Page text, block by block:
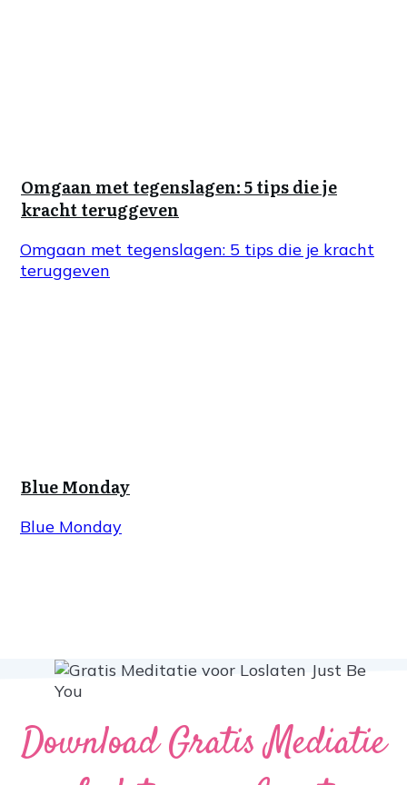
Omgaan met tegenslagen: 5 tips die je
kracht teruggeven
Omgaan met tegenslagen: 5 tips die je kracht
teruggeven
Blue Monday
Blue Monday
Download Gratis Mediatie